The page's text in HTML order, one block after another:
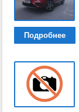
Подробнее